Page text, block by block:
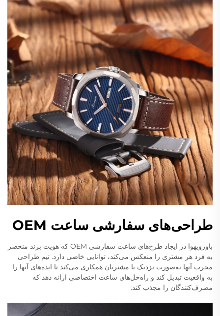
طراحی‌های سفارشی ساعت OEM
باورویهوا در ایجاد طرح‌های ساعت سفارشی OEM که هویت برند منحصر
به فرد هر مشتری را منعکس می‌کند، توانایی خاصی دارد. تیم طراحی
مجرب آنها به‌صورت نزدیک با مشتریان همکاری می‌کند تا ایده‌های آنها را
به واقعیت تبدیل کند و راه‌حل‌های ساعت اختصاصی ارائه دهد که
مصرف‌کنندگان را مجذب کند.